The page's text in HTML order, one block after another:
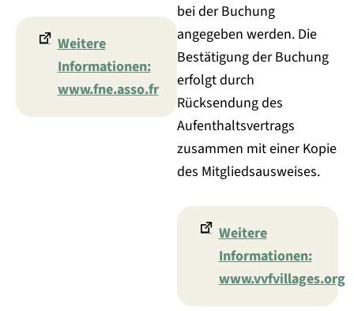
Weitere
Informationen:
www.fne.asso.fr
bei der Buchung
angegeben werden. Die
Bestätigung der Buchung
erfolgt durch
Rücksendung des
Aufenthaltsvertrags
zusammen mit einer Kopie
des Mitgliedsausweises.
Weitere
Informationen:
www.vvfvillages.org